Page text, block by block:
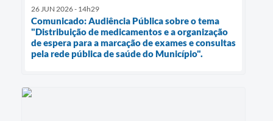
26 JUN 2026 - 14h29
Comunicado: Audiência Pública sobre o tema
"Distribuição de medicamentos e a organização
de espera para a marcação de exames e consultas
pela rede pública de saúde do Município".